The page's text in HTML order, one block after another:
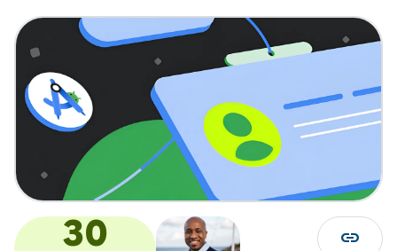
30 link